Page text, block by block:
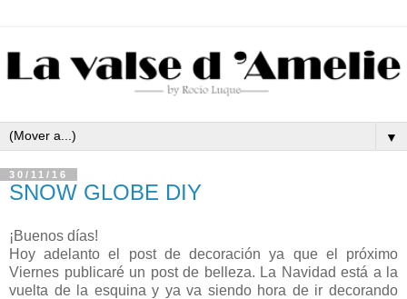
▼
30/11/16
SNOW GLOBE DIY
¡Buenos días!
Hoy adelanto el post de decoración ya que el próximo
Viernes publicaré un post de belleza. La Navidad está a la
vuelta de la esquina y ya va siendo hora de ir decorando